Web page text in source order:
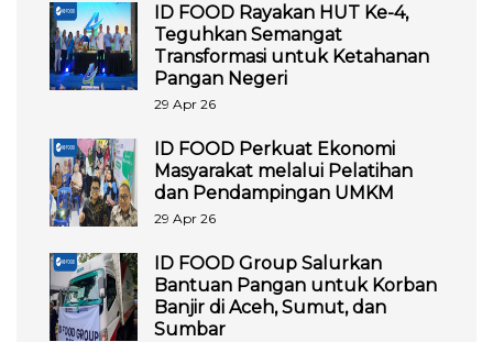
ID FOOD Rayakan HUT Ke-4,
Teguhkan Semangat
Transformasi untuk Ketahanan
Pangan Negeri
29 Apr 26
ID FOOD Perkuat Ekonomi
Masyarakat melalui Pelatihan
dan Pendampingan UMKM
29 Apr 26
ID FOOD Group Salurkan
Bantuan Pangan untuk Korban
Banjir di Aceh, Sumut, dan
Sumbar